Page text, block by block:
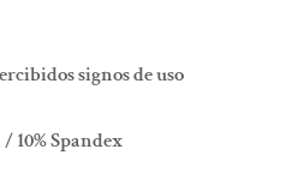
signos de uso
10% Spandex